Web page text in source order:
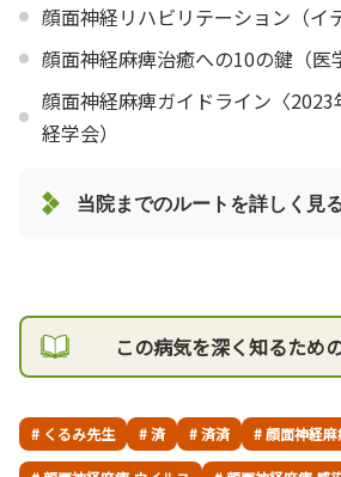
顔面神経リハビリテーション（イ
顔面神経麻痺治癒への10の鍵（医
顔面神経麻痺ガイドライン〈
経学会）
当院までのルートを詳しく見
この病気を深く知るため
# くるみ先生 # 済 # 済済 # 顔面神経麻